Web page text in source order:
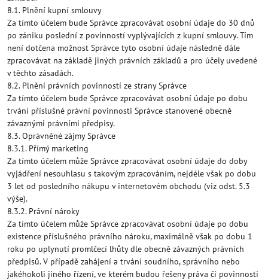
8.1. Plnění kupní smlouvy
Za tímto účelem bude Správce zpracovávat osobní údaje do 30 dnů
po zániku poslední z povinností vyplývajících z kupní smlouvy. Tím
není dotčena možnost Správce tyto osobní údaje následně dále
zpracovávat na základě jiných právních základů a pro účely uvedené
v těchto zásadách.
8.2. Plnění právních povinností ze strany Správce
Za tímto účelem bude Správce zpracovávat osobní údaje po dobu
trvání příslušné právní povinnosti Správce stanovené obecně
závaznými právními předpisy.
8.3. Oprávněné zájmy Správce
8.3.1. Přímý marketing
Za tímto účelem může Správce zpracovávat osobní údaje do doby
vyjádření nesouhlasu s takovým zpracováním, nejdéle však po dobu
3 let od posledního nákupu v internetovém obchodu (viz odst. 5.3
výše).
8.3.2. Právní nároky
Za tímto účelem může Správce zpracovávat osobní údaje po dobu
existence příslušného právního nároku, maximálně však po dobu 1
roku po uplynutí promlčecí lhůty dle obecně závazných právních
předpisů. V případě zahájení a trvání soudního, správního nebo
jakéhokoli jiného řízení, ve kterém budou řešeny práva či povinnosti